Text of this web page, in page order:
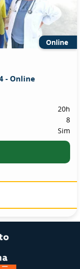
Online
- Online
20h
8
Sim